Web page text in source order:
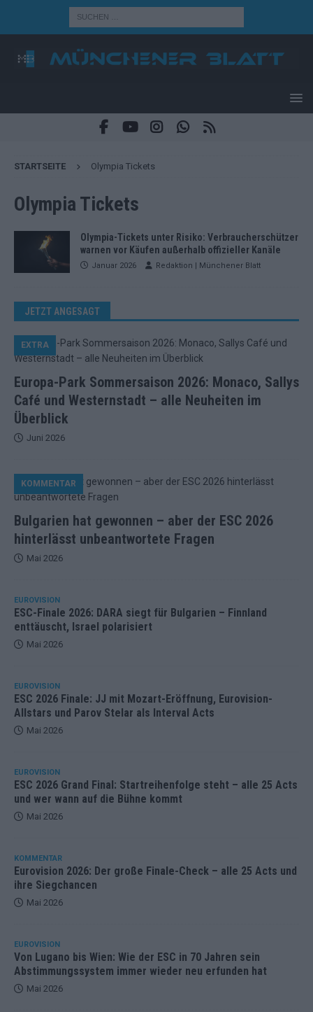
STARTSEITE Olympia Tickets
Olympia Tickets
Olympia-Tickets unter Risiko: Verbraucherschützer
warnen vor Käufen außerhalb offizieller Kanäle
Januar 2026 Redaktion | Münchener Blatt
JETZT ANGESAGT
Europa-Park Sommersaison 2026: Monaco, Sallys
Café und Westernstadt – alle Neuheiten im
Überblick
EXTRA
Juni 2026
Bulgarien hat gewonnen – aber der ESC 2026
hinterlässt unbeantwortete Fragen
KOMMENTAR
Mai 2026
EUROVISION
ESC-Finale 2026: DARA siegt für Bulgarien – Finnland
enttäuscht, Israel polarisiert
Mai 2026
EUROVISION
ESC 2026 Finale: JJ mit Mozart-Eröffnung, Eurovision-
Allstars und Parov Stelar als Interval Acts
Mai 2026
EUROVISION
ESC 2026 Grand Final: Startreihenfolge steht – alle 25 Acts
und wer wann auf die Bühne kommt
Mai 2026
KOMMENTAR
Eurovision 2026: Der große Finale-Check – alle 25 Acts und
ihre Siegchancen
Mai 2026
EUROVISION
Von Lugano bis Wien: Wie der ESC in 70 Jahren sein
Abstimmungssystem immer wieder neu erfunden hat
Mai 2026